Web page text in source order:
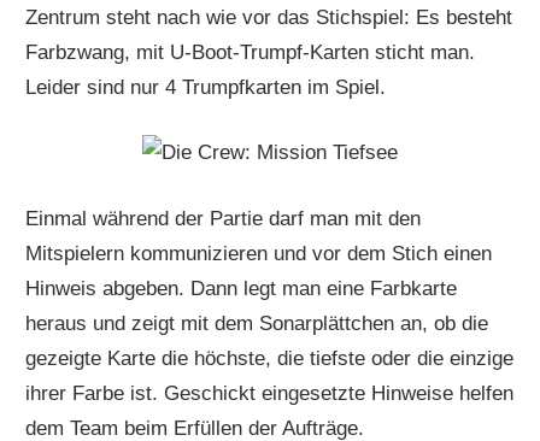
Zentrum steht nach wie vor das Stichspiel: Es besteht
Farbzwang, mit U-Boot-Trumpf-Karten sticht man.
Leider sind nur 4 Trumpfkarten im Spiel.
Einmal während der Partie darf man mit den
Mitspielern kommunizieren und vor dem Stich einen
Hinweis abgeben. Dann legt man eine Farbkarte
heraus und zeigt mit dem Sonarplättchen an, ob die
gezeigte Karte die höchste, die tiefste oder die einzige
ihrer Farbe ist. Geschickt eingesetzte Hinweise helfen
dem Team beim Erfüllen der Aufträge.